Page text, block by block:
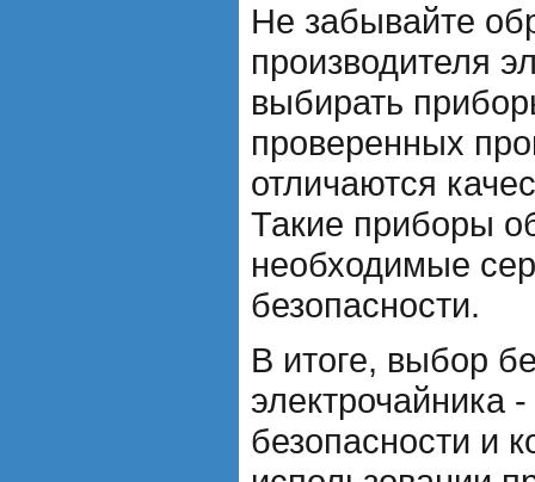
Не забывайте
производителя
выбирать
проверенных
отличаются
Такие приборы
необходимые
безопасности.
В итоге, выбор
электрочайника
безопасности и